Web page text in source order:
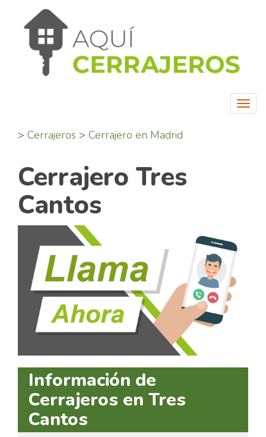
> Cerrajeros > Cerrajero en Madrid
Cerrajero Tres
Cantos
Información de
Cerrajeros en Tres
Cantos